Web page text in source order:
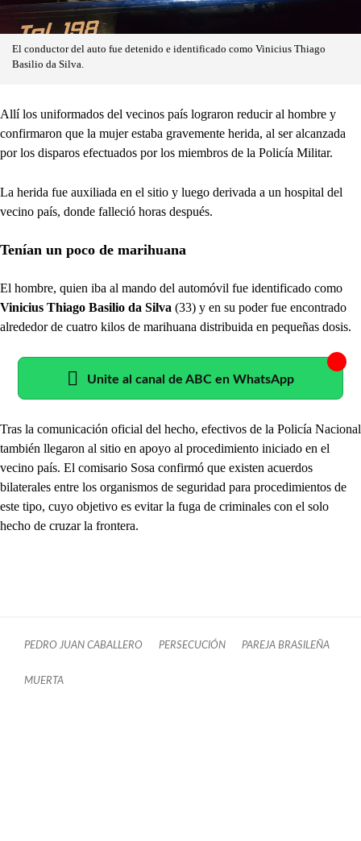
El conductor del auto fue detenido e identificado como Vinicius Thiago
Basilio da Silva.
Allí los uniformados del vecinos país lograron reducir al hombre y
confirmaron que la mujer estaba gravemente herida, al ser alcanzada
por los disparos efectuados por los miembros de la Policía Militar.
La herida fue auxiliada en el sitio y luego derivada a un hospital del
vecino país, donde falleció horas después.
Tenían un poco de marihuana
El hombre, quien iba al mando del automóvil fue identificado como
Vinicius Thiago Basilio da Silva (33) y en su poder fue encontrado
alrededor de cuatro kilos de marihuana distribuida en pequeñas dosis.
Unite al canal de ABC en WhatsApp
Tras la comunicación oficial del hecho, efectivos de la Policía Nacional
también llegaron al sitio en apoyo al procedimiento iniciado en el
vecino país. El comisario Sosa confirmó que existen acuerdos
bilaterales entre los organismos de seguridad para procedimientos de
este tipo, cuyo objetivo es evitar la fuga de criminales con el solo
hecho de cruzar la frontera.
PEDRO JUAN CABALLERO PERSECUCIÓN PAREJA BRASILEÑA
MUERTA